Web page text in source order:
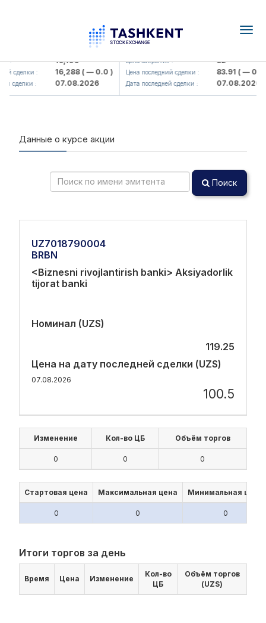
: 16,100
сделки : 16,288( — 0.0 )
сделки : 07.08.2026
KFSK (<Kafolat sug'urta
Цена закрытия : 82
Цена последний сделки : 83.91( — 0.0 )
Дата последней сделки : 07.08.2026
Данные о курсе акции
Поиск
UZ7018790004
BRBN
<Biznesni rivojlantirish banki> Aksiyadorlik
tijorat banki
Номинал (UZS)
119.25
Цена на дату последней сделки (UZS)
07.08.2026
100.5
Изменение Кол-во ЦБ Объём торгов
0 0 0
Стартовая цена Максимальная цена Минимальная цена
0 0 0
Итоги торгов за день
Время Цена Изменение
Кол-во
ЦБ
Объём торгов
(UZS)